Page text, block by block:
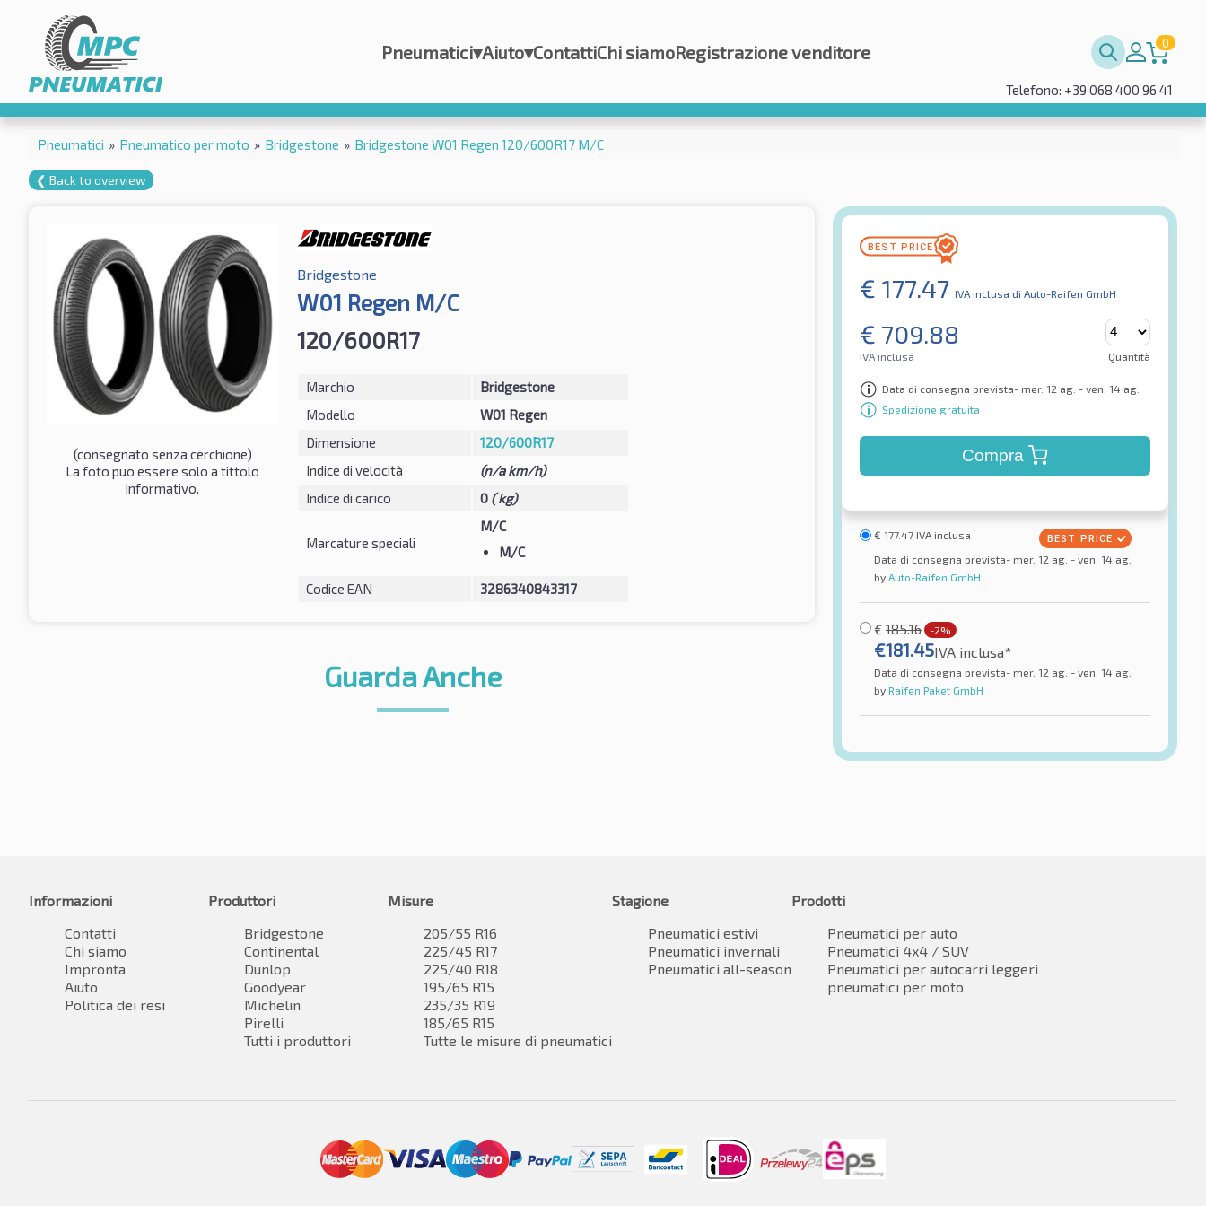
Pneumatici▾Aiuto▾ContattiChi siamoRegistrazione venditore 0
Telefono: +39 068 400 96 41
Pneumatici » Pneumatico per moto » Bridgestone » Bridgestone W01 Regen 120/600R17 M/C
❮ Back to overview
(consegnato senza cerchione)
La foto puo essere solo a tittolo
informativo.
Bridgestone
W01 Regen M/C
120/600R17
Marchio
Bridgestone
Modello
W01 Regen
Dimensione
120/600R17
Indice di velocità
(n/a km/h)
Indice di carico
0 ( kg)
Marcature speciali
M/C
M/C
Codice EAN 3286340843317
€ 177.47 IVA inclusa di Auto-Raifen GmbH
€ 709.88
IVA inclusa Quantità
Data di consegna prevista- mer. 12 ag. - ven. 14 ag.
Spedizione gratuita
Compra
€ 177.47 IVA inclusa
Data di consegna prevista- mer. 12 ag. - ven. 14 ag.
by Auto-Raifen GmbH
€ 185.16 -2%
€181.45IVA inclusa*
Data di consegna prevista- mer. 12 ag. - ven. 14 ag.
by Raifen Paket GmbH
Guarda Anche
Informazioni
Contatti
Chi siamo
Impronta
Aiuto
Politica dei resi
Produttori
Bridgestone
Continental
Dunlop
Goodyear
Michelin
Pirelli
Tutti i produttori
Misure
205/55 R16
225/45 R17
225/40 R18
195/65 R15
235/35 R19
185/65 R15
Tutte le misure di pneumatici
Stagione
Pneumatici estivi
Pneumatici invernali
Pneumatici all-season
Prodotti
Pneumatici per auto
Pneumatici 4x4 / SUV
Pneumatici per autocarri leggeri
pneumatici per moto